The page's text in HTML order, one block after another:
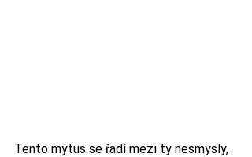
Tento mýtus se řadí mezi ty nesmysly,